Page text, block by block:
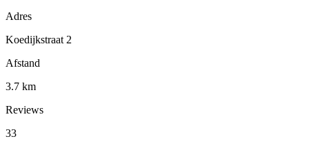
Adres
Koedijkstraat 2
Afstand
3.7 km
Reviews
33